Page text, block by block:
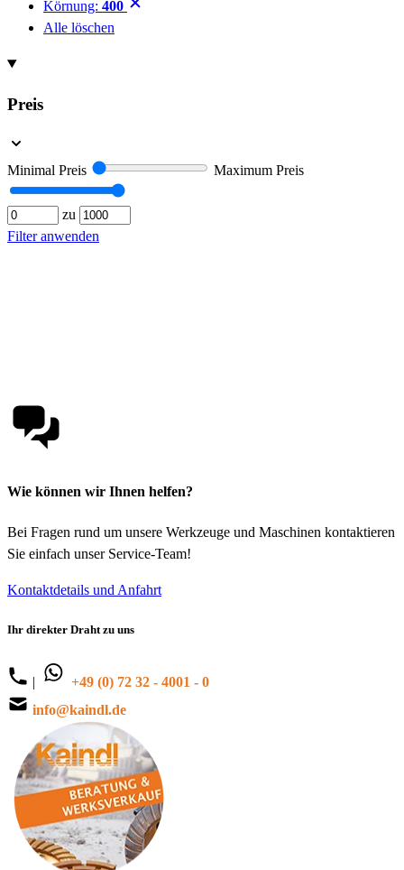
Körnung: 400
Alle löschen
Preis
Minimal Preis Maximum Preis
zu
Filter anwenden
Wie können wir Ihnen helfen?
Bei Fragen rund um unsere Werkzeuge und Maschinen kontaktieren
Sie einfach unser Service-Team!
Kontaktdetails und Anfahrt
Ihr direkter Draht zu uns
|
+49 (0) 72 32 - 4001 - 0
info@kaindl.de